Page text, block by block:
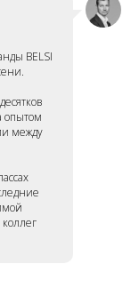
BELSI
опытом
между